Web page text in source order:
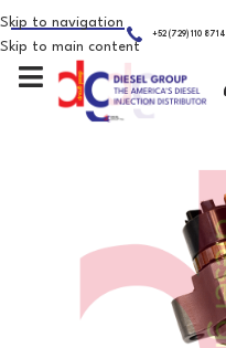
Skip to navigation
Skip to main content
+52 (729) 110 8714